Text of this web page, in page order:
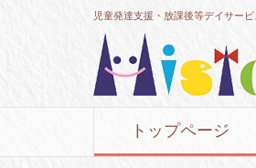
児童発達支援・放課後等デイサー
トップページ